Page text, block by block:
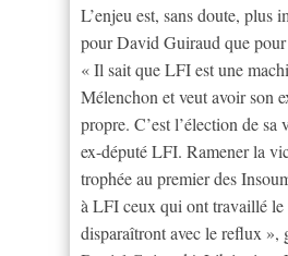
L’enjeu est, sans doute, plus
pour David Guiraud que
« Il sait que LFI est une
Mélenchon et veut avoir son
propre. C’est l’élection de sa
ex-député LFI. Ramener la
trophée au premier des
à LFI ceux qui ont travaillé le
disparaîtront avec le reflux »,